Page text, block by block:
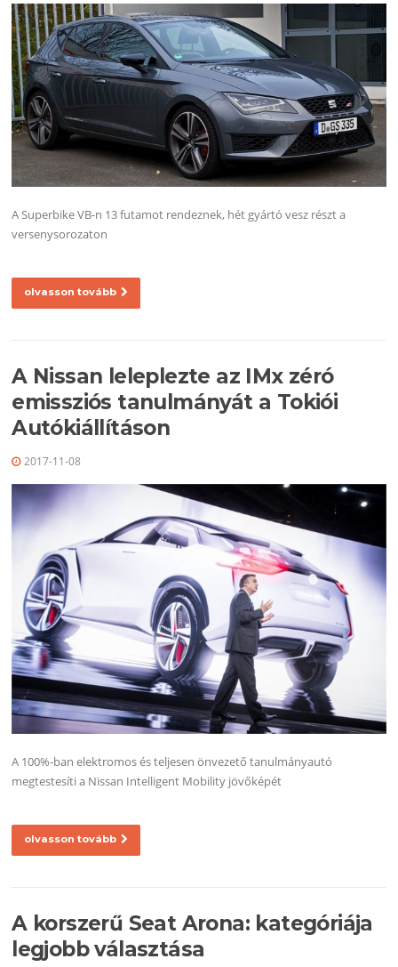
A Superbike VB-n 13 futamot rendeznek, hét gyártó vesz részt a
versenysorozaton
olvasson tovább
A Nissan leleplezte az IMx zéró
emissziós tanulmányát a Tokiói
Autókiállításon
2017-11-08
A 100%-ban elektromos és teljesen önvezető tanulmányautó
megtestesíti a Nissan Intelligent Mobility jövőképét
olvasson tovább
A korszerű Seat Arona: kategóriája
legjobb választása